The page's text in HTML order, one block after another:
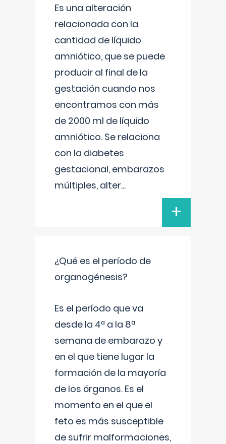
Es una alteración
relacionada con la
cantidad de líquido
amniótico, que se puede
producir al final de la
gestación cuando nos
encontramos con más
de 2000 ml de líquido
amniótico. Se relaciona
con la diabetes
gestacional, embarazos
múltiples, alter...
+
¿Qué es el período de
organogénesis?
Es el período que va
desde la 4ª a la 8ª
semana de embarazo y
en el que tiene lugar la
formación de la mayoría
de los órganos. Es el
momento en el que el
feto es más susceptible
de sufrir malformaciones,